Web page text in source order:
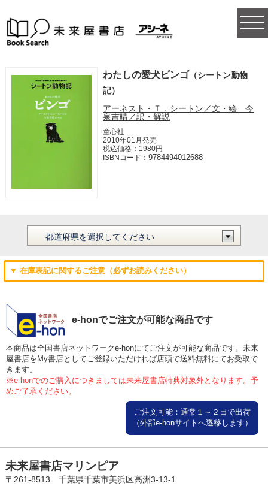
わたしの愛犬ビンゴ （シートン動物
記）
アーネスト・Ｔ．シートン／文・絵 今
泉吉晴／訳・解説
童心社
2010年01月発売
税込価格：1980円
ISBNコード：9784494012688
▼ 在庫表記に関するご注意（必ずお読みください）
e-honでご注文が可能な商品です
本商品は全国書店ネットワークe-honにてご注文が可能な商品です。未来
屋書店をMy書店としてご登録いただければ店頭で送料無料にてお受取で
きます。
※e-honでのご購入につきましては未来屋書店特典対象外となります。予
めご了承ください。
ご注文可能：通常１～２日で出荷
（外部e-honサイトへ遷移します）
未来屋書店マリンピア
〒261-8513 千葉県千葉市美浜区高洲3-13-1